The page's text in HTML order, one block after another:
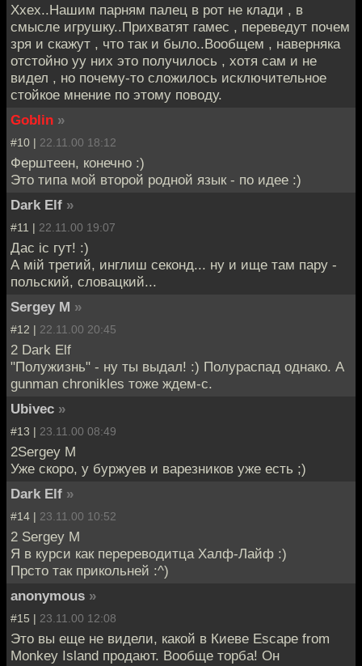
Ххех..Нашим парням палец в рот не клади , в
смысле игрушку..Прихватят гамес , переведут почем
зря и скажут , что так и было..Вообщем , наверняка
отстойно уу них это получилось , хотя сам и не
видел , но почему-то сложилось исключительное
стойкое мнение по этому поводу.
Goblin »
#10 | 22.11.00 18:12
Ферштеен, конечно :)
Это типа мой второй родной язык - по идее :)
Dark Elf »
#11 | 22.11.00 19:07
Дас iс гут! :)
А мiй третий, инглиш секонд... ну и ище там пару -
польский, словацкий...
Sergey M »
#12 | 22.11.00 20:45
2 Dark Elf
"Полужизнь" - ну ты выдал! :) Полураспад однако. А
gunman chronikles тоже ждем-с.
Ubivec »
#13 | 23.11.00 08:49
2Sergey M
Уже скоро, у буржуев и варезников уже есть ;)
Dark Elf »
#14 | 23.11.00 10:52
2 Sergey M
Я в курси как перереводитца Халф-Лайф :)
Прсто так прикольней :^)
anonymous »
#15 | 23.11.00 12:08
Это вы еще не видели, какой в Киеве Escape from
Monkey Island продают. Вообще торба! Он